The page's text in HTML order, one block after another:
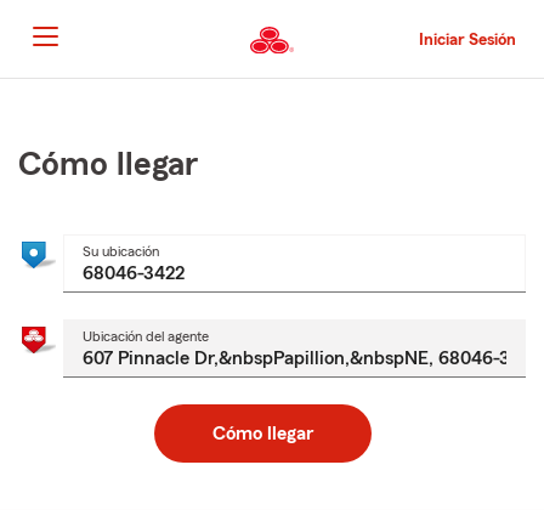
al
contenido
principal
Iniciar Sesión
principal
Cómo llegar
Su ubicación
Ubicación del agente
Cómo llegar